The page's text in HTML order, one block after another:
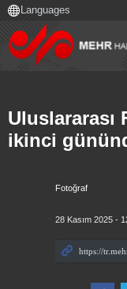
Fotoğraf
28 Kasım 2025 -
Uluslararası
ikinci